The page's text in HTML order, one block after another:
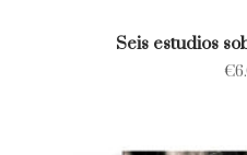
Seis estudios
€